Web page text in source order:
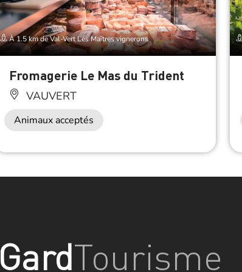
À 1.5 km de Val-Vert Les Maîtres vignerons
Fromagerie Le Mas du Trident
VAUVERT
Animaux acceptés
GardTourisme